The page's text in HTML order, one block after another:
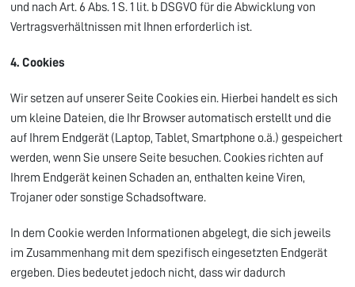
und nach Art. 6 Abs. 1 S. 1 lit. b DSGVO für die Abwicklung von
Vertragsverhältnissen mit Ihnen erforderlich ist.
4. Cookies
Wir setzen auf unserer Seite Cookies ein. Hierbei handelt es sich
um kleine Dateien, die Ihr Browser automatisch erstellt und die
auf Ihrem Endgerät (Laptop, Tablet, Smartphone o.ä.) gespeichert
werden, wenn Sie unsere Seite besuchen. Cookies richten auf
Ihrem Endgerät keinen Schaden an, enthalten keine Viren,
Trojaner oder sonstige Schadsoftware.
In dem Cookie werden Informationen abgelegt, die sich jeweils
im Zusammenhang mit dem spezifisch eingesetzten Endgerät
ergeben. Dies bedeutet jedoch nicht, dass wir dadurch